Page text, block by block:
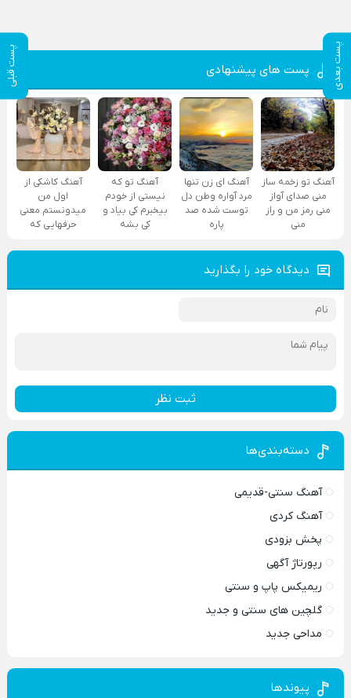
پست بعدی پست قبلی پست های پیشنهادی
آهنگ تو زخمه ساز
منی صدای آواز
منی رمز من و راز
منی
آهنگ ای زن تنها
مرد آواره وطن دل
توست شده صد
پاره
آهنگ تو که
نیستی از خودم
بیخبرم کی بیاد و
کی بشه
آهنگ کاشکی از
اول من
میدونستم معنی
حرفهایی که
دیدگاه خود را بگذارید
ثبت نظر
دسته‌بندی‌ها
آهنگ سنتی-قدیمی
آهنگ کردی
پخش بزودی
رپورتاژ آگهی
ریمیکس پاپ و سنتی
گلچین های سنتی و جدید
مداحی جدید
پیوندها